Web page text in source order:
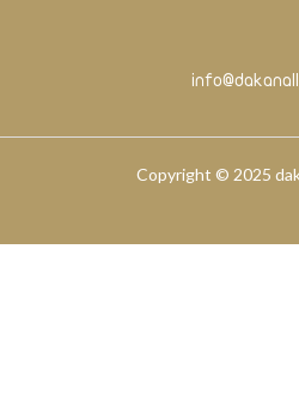
Copyright © 2025